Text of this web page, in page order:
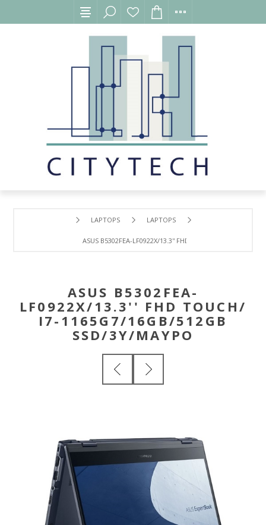
LAPTOPS LAPTOPS
ASUS B5302FEA-LF0922X/13.3'' FHD TOUCH/ I7-1165G7/
ASUS B5302FEA-
LF0922X/13.3'' FHD TOUCH/
I7-1165G7/16GB/512GB
SSD/3Y/ΜΑΥΡΟ